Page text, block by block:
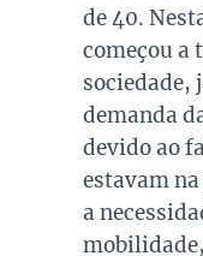
de 40.
começou a
sociedade,
demanda
devido ao
estavam
a